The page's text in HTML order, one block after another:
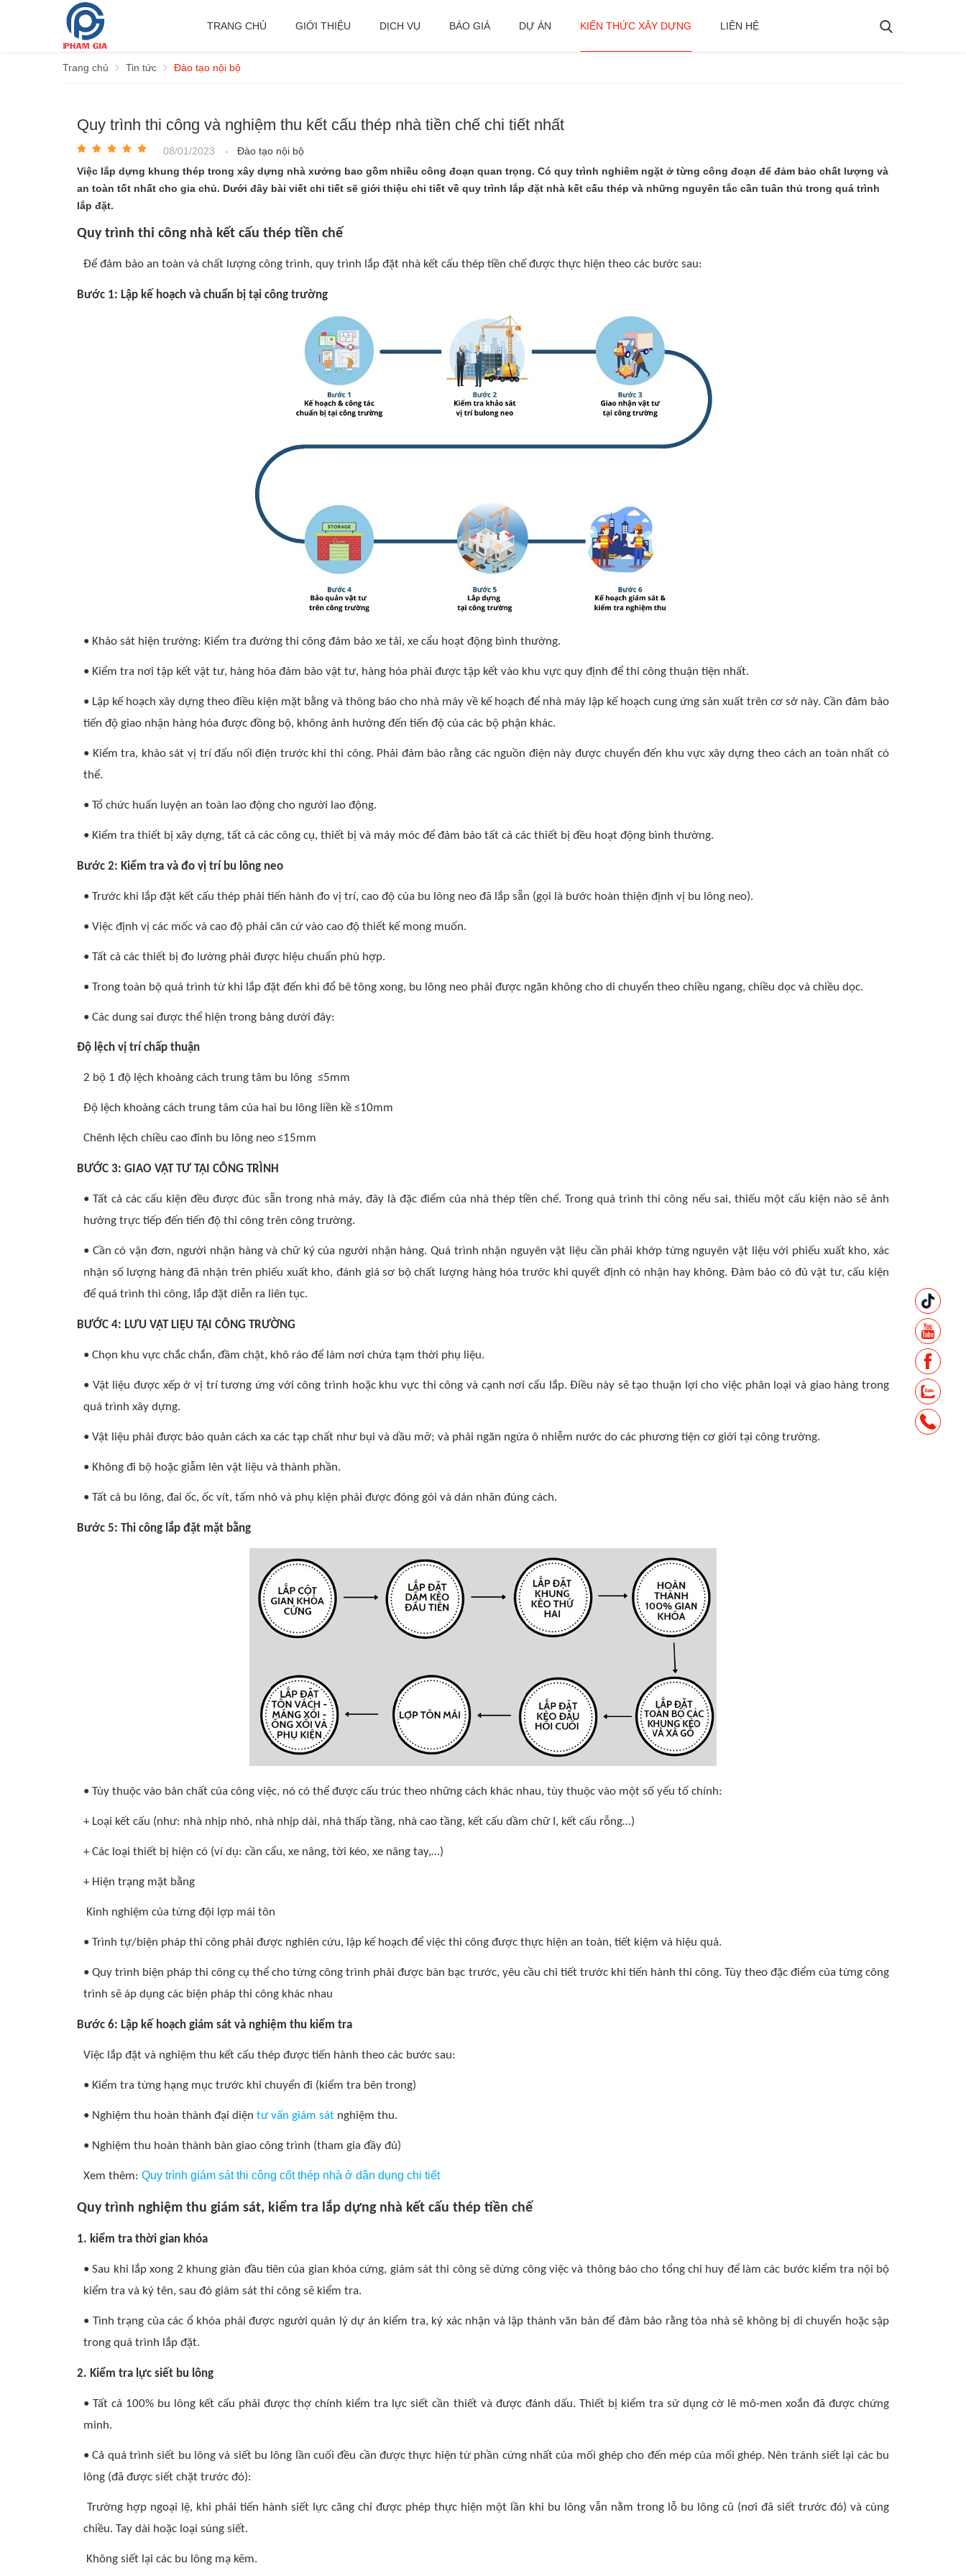
TRANG CHỦ GIỚI THIỆU DỊCH VỤ BÁO GIÁ DỰ ÁN KIẾN THỨC XÂY DỰNG LIÊN HỆ
Trang chủ Tin tức Đào tạo nội bộ
Quy trình thi công và nghiệm thu kết cấu thép nhà tiền chế chi tiết nhất
08/01/2023 -
Đào tạo nội bộ
Việc lắp dựng khung thép trong xây dựng nhà xưởng bao gồm nhiều công đoạn quan trọng. Có quy trình nghiêm ngặt ở từng công đoạn để đảm bảo chất lượng và
an toàn tốt nhất cho gia chủ. Dưới đây bài viết chi tiết sẽ giới thiệu chi tiết về quy trình lắp đặt nhà kết cấu thép và những nguyên tắc cần tuân thủ trong quá trình
lắp đặt.
Quy trình thi công nhà kết cấu thép tiền chế
Để đảm bảo an toàn và chất lượng công trình, quy trình lắp đặt nhà kết cấu thép tiền chế được thực hiện theo các bước sau:
Bước 1: Lập kế hoạch và chuẩn bị tại công trường
• Khảo sát hiện trường: Kiểm tra đường thi công đảm bảo xe tải, xe cẩu hoạt động bình thường.
• Kiểm tra nơi tập kết vật tư, hàng hóa đảm bảo vật tư, hàng hóa phải được tập kết vào khu vực quy định để thi công thuận tiện nhất.
• Lập kế hoạch xây dựng theo điều kiện mặt bằng và thông báo cho nhà máy về kế hoạch để nhà máy lập kế hoạch cung ứng sản xuất trên cơ sở này. Cần đảm bảo
tiến độ giao nhận hàng hóa được đồng bộ, không ảnh hưởng đến tiến độ của các bộ phận khác.
• Kiểm tra, khảo sát vị trí đấu nối điện trước khi thi công. Phải đảm bảo rằng các nguồn điện này được chuyển đến khu vực xây dựng theo cách an toàn nhất có
thể.
• Tổ chức huấn luyện an toàn lao động cho người lao động.
• Kiểm tra thiết bị xây dựng, tất cả các công cụ, thiết bị và máy móc để đảm bảo tất cả các thiết bị đều hoạt động bình thường.
Bước 2: Kiểm tra và đo vị trí bu lông neo
• Trước khi lắp đặt kết cấu thép phải tiến hành đo vị trí, cao độ của bu lông neo đã lắp sẵn (gọi là bước hoàn thiện định vị bu lông neo).
• Việc định vị các mốc và cao độ phải căn cứ vào cao độ thiết kế mong muốn.
• Tất cả các thiết bị đo lường phải được hiệu chuẩn phù hợp.
• Trong toàn bộ quá trình từ khi lắp đặt đến khi đổ bê tông xong, bu lông neo phải được ngăn không cho di chuyển theo chiều ngang, chiều dọc và chiều dọc.
• Các dung sai được thể hiện trong bảng dưới đây:
Độ lệch vị trí chấp thuận
2 bộ 1 độ lệch khoảng cách trung tâm bu lông ≤5mm
Độ lệch khoảng cách trung tâm của hai bu lông liền kề ≤10mm
Chênh lệch chiều cao đỉnh bu lông neo ≤15mm
BƯỚC 3: GIAO VẬT TƯ TẠI CÔNG TRÌNH
• Tất cả các cấu kiện đều được đúc sẵn trong nhà máy, đây là đặc điểm của nhà thép tiền chế. Trong quá trình thi công nếu sai, thiếu một cấu kiện nào sẽ ảnh
hưởng trực tiếp đến tiến độ thi công trên công trường.
• Cần có vận đơn, người nhận hàng và chữ ký của người nhận hàng. Quá trình nhận nguyên vật liệu cần phải khớp từng nguyên vật liệu với phiếu xuất kho, xác
nhận số lượng hàng đã nhận trên phiếu xuất kho, đánh giá sơ bộ chất lượng hàng hóa trước khi quyết định có nhận hay không. Đảm bảo có đủ vật tư, cấu kiện
để quá trình thi công, lắp đặt diễn ra liên tục.
BƯỚC 4: LƯU VẬT LIỆU TẠI CÔNG TRƯỜNG
• Chọn khu vực chắc chắn, đầm chặt, khô ráo để làm nơi chứa tạm thời phụ liệu.
• Vật liệu được xếp ở vị trí tương ứng với công trình hoặc khu vực thi công và cạnh nơi cẩu lắp. Điều này sẽ tạo thuận lợi cho việc phân loại và giao hàng trong
quá trình xây dựng.
• Vật liệu phải được bảo quản cách xa các tạp chất như bụi và dầu mỡ; và phải ngăn ngừa ô nhiễm nước do các phương tiện cơ giới tại công trường.
• Không đi bộ hoặc giẫm lên vật liệu và thành phần.
• Tất cả bu lông, đai ốc, ốc vít, tấm nhỏ và phụ kiện phải được đóng gói và dán nhãn đúng cách.
Bước 5: Thi công lắp đặt mặt bằng
• Tùy thuộc vào bản chất của công việc, nó có thể được cấu trúc theo những cách khác nhau, tùy thuộc vào một số yếu tố chính:
+ Loại kết cấu (như: nhà nhịp nhỏ, nhà nhịp dài, nhà thấp tầng, nhà cao tầng, kết cấu dầm chữ I, kết cấu rỗng…)
+ Các loại thiết bị hiện có (ví dụ: cần cẩu, xe nâng, tời kéo, xe nâng tay,…)
+ Hiện trạng mặt bằng
Kinh nghiệm của từng đội lợp mái tôn
• Trình tự/biện pháp thi công phải được nghiên cứu, lập kế hoạch để việc thi công được thực hiện an toàn, tiết kiệm và hiệu quả.
• Quy trình biện pháp thi công cụ thể cho từng công trình phải được bàn bạc trước, yêu cầu chi tiết trước khi tiến hành thi công. Tùy theo đặc điểm của từng công
trình sẽ áp dụng các biện pháp thi công khác nhau
Bước 6: Lập kế hoạch giám sát và nghiệm thu kiểm tra
Việc lắp đặt và nghiệm thu kết cấu thép được tiến hành theo các bước sau:
• Kiểm tra từng hạng mục trước khi chuyển đi (kiểm tra bên trong)
• Nghiệm thu hoàn thành đại diện tư vấn giám sát nghiệm thu.
• Nghiệm thu hoàn thành bàn giao công trình (tham gia đầy đủ)
Xem thêm: Quy trình giám sát thi công cốt thép nhà ở dân dụng chi tiết
Quy trình nghiệm thu giám sát, kiểm tra lắp dựng nhà kết cấu thép tiền chế
1. kiểm tra thời gian khóa
• Sau khi lắp xong 2 khung giàn đầu tiên của gian khóa cứng, giám sát thi công sẽ dừng công việc và thông báo cho tổng chỉ huy để làm các bước kiểm tra nội bộ
kiểm tra và ký tên, sau đó giám sát thi công sẽ kiểm tra.
• Tình trạng của các ổ khóa phải được người quản lý dự án kiểm tra, ký xác nhận và lập thành văn bản để đảm bảo rằng tòa nhà sẽ không bị di chuyển hoặc sập
trong quá trình lắp đặt.
2. Kiểm tra lực siết bu lông
• Tất cả 100% bu lông kết cấu phải được thợ chính kiểm tra lực siết cần thiết và được đánh dấu. Thiết bị kiểm tra sử dụng cờ lê mô-men xoắn đã được chứng
minh.
• Cả quá trình siết bu lông và siết bu lông lần cuối đều cần được thực hiện từ phần cứng nhất của mối ghép cho đến mép của mối ghép. Nên tránh siết lại các bu
lông (đã được siết chặt trước đó):
Trường hợp ngoại lệ, khi phải tiến hành siết lực căng chỉ được phép thực hiện một lần khi bu lông vẫn nằm trong lỗ bu lông cũ (nơi đã siết trước đó) và cùng
chiều. Tay dài hoặc loại súng siết.
Không siết lại các bu lông mạ kẽm.